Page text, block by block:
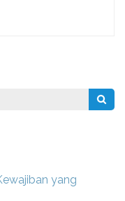
yang